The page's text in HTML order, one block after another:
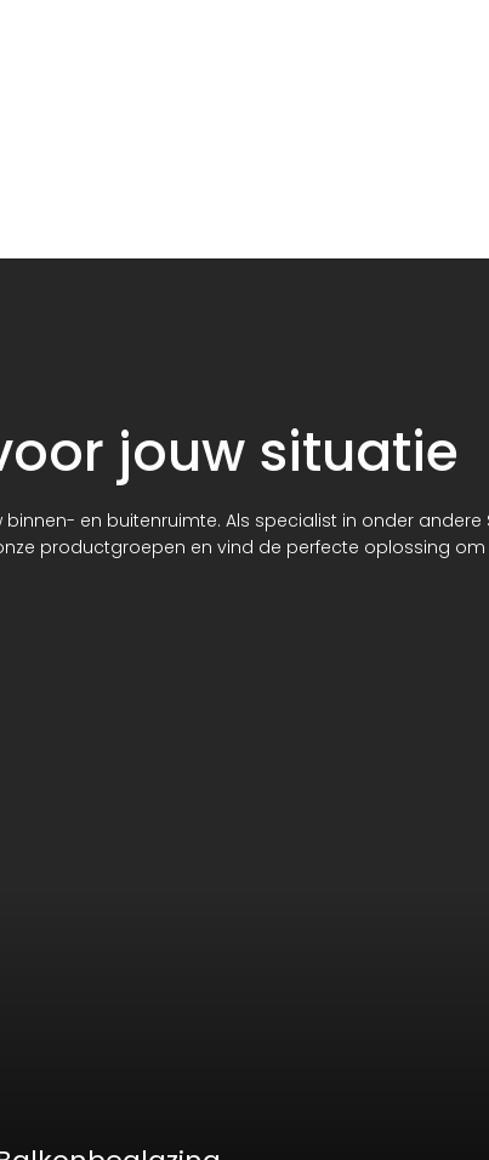
jouw situatie
en buitenruimte. Als specialist in onder andere
productgroepen en vind de perfecte oplossing